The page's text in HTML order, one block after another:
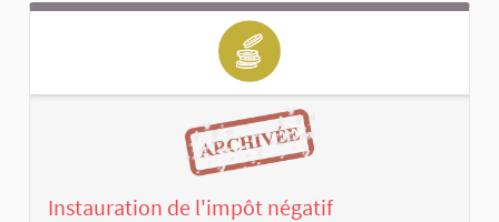
Instauration de l'impôt négatif